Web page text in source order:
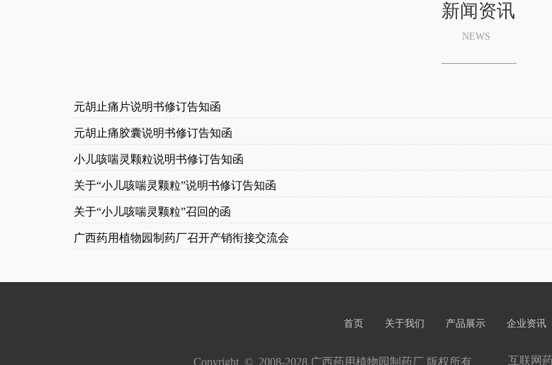
新闻资讯
NEWS
元胡止痛片说明书修订告知函
元胡止痛胶囊说明书修订告知函
小儿咳喘灵颗粒说明书修订告知函
关于“小儿咳喘灵颗粒”说明书修订告知函
关于“小儿咳喘灵颗粒”召回的函
广西药用植物园制药厂召开产销衔接交流会
首页 关于我们 产品展示 企业资讯
Copyright  ©  2008-2028 广西药用植物园制药厂 版权所有 互联网